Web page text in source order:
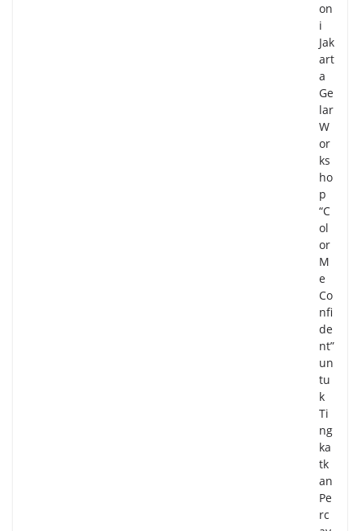
on
i
Jak
art
a
Ge
lar
W
or
ks
ho
p
“C
ol
or
M
e
Co
nfi
de
nt”
un
tu
k
Ti
ng
ka
tk
an
Pe
rc